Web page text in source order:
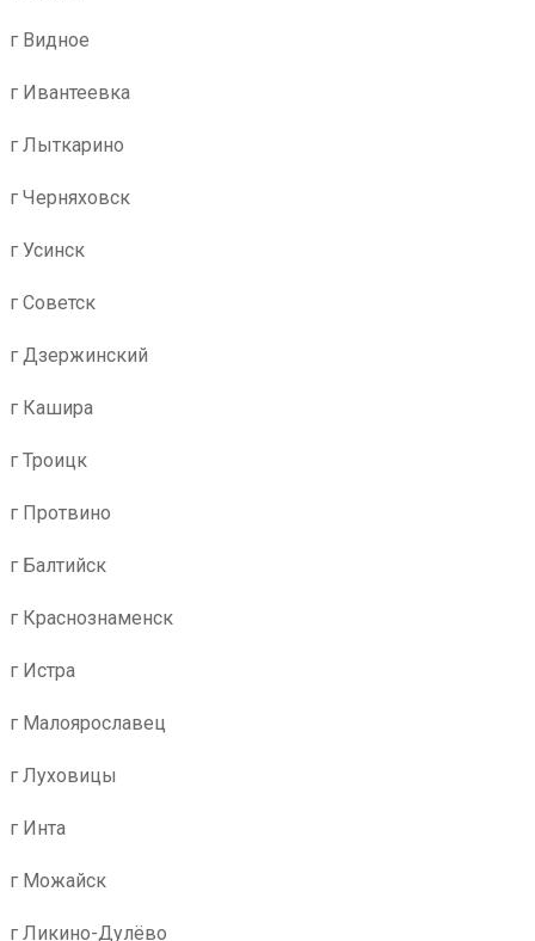
г Видное
г Ивантеевка
г Лыткарино
г Черняховск
г Усинск
г Советск
г Дзержинский
г Кашира
г Троицк
г Протвино
г Балтийск
г Краснознаменск
г Истра
г Малоярославец
г Луховицы
г Инта
г Можайск
г Ликино-Дулёво